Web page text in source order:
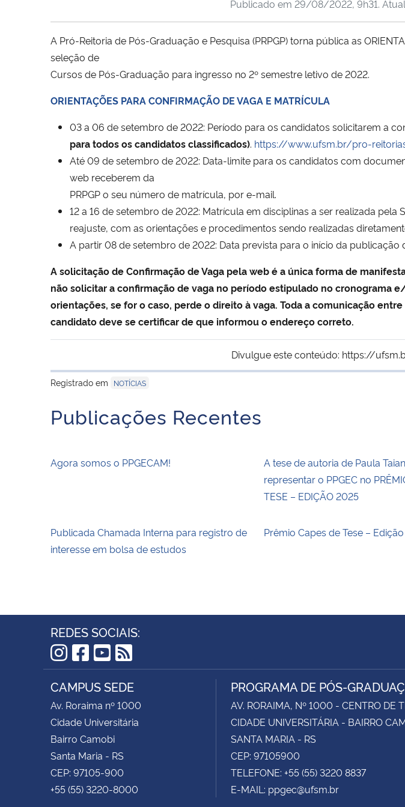
Publicado em 29/08/2022, 9h31.
A Pró-Reitoria de Pós-Graduação e Pesquisa (PRPGP) torna pública as
seleção de
Cursos de Pós-Graduação para ingresso no 2º semestre letivo de 2022.
ORIENTAÇÕES PARA CONFIRMAÇÃO DE VAGA E MATRÍCULA
03 a 06 de setembro de 2022: Período para os candidatos solicitarem a
para todos os candidatosclassificados). https://www.ufsm.br/pro-
Até 09 de setembro de 2022: Data-limite para os candidatos com
web receberem da
PRPGP o seu número de matrícula, por e-mail.
12 a 16 de setembro de 2022: Matrícula em disciplinas a ser realizada
reajuste, com as orientações e procedimentos sendo realizadas
A partir 08 de setembro de 2022: Data prevista para o início da
A solicitação de Confirmação de Vaga pela web é a única forma de
não solicitar a confirmação de vaga no período estipulado no cronograma
orientações, se for o caso, perde o direito à vaga. Toda a comunicação
candidato deve se certificar de que informou o endereço correto.
Divulgue este conteúdo: https://
Registrado em
NOTÍCIAS
Publicações Recentes
Agora somos o PPGECAM!
A tese de autoria de Paula
representar o PPGEC no
TESE – EDIÇÃO 2025
Publicada Chamada Interna para registro de
interesse em bolsa de estudos
Prêmio Capes de Tese –
REDES SOCIAIS:
Instagram
Facebook
YouTube
RSS
CAMPUS SEDE
Av. Roraima nº 1000
Cidade Universitária
Bairro Camobi
Santa Maria - RS
CEP: 97105-900
+55 (55) 3220-8000
PROGRAMA DE PÓS-
AV. RORAIMA, Nº 1000 - CENTRO DE
CIDADE UNIVERSITÁRIA - BAIRRO
SANTA MARIA - RS
CEP: 97105900
TELEFONE: +55 (55) 3220 8837
E-MAIL: ppgec@ufsm.br